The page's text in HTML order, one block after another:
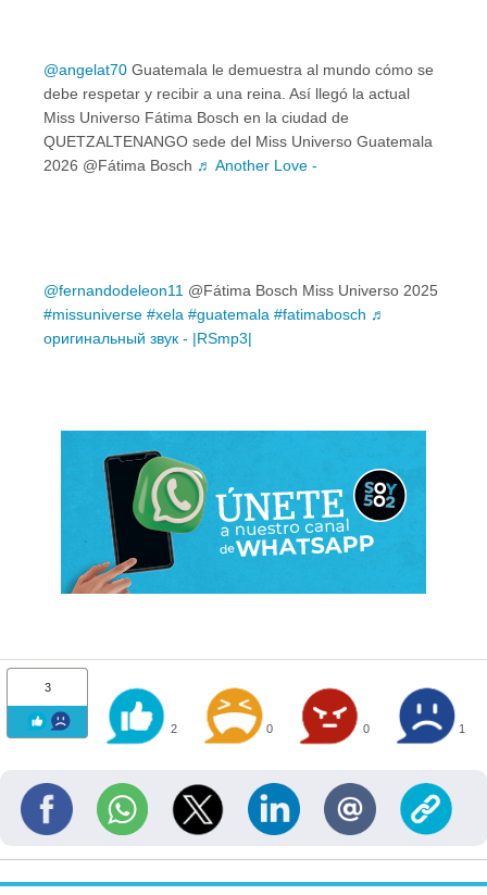
@angelat70 Guatemala le demuestra al mundo cómo se
debe respetar y recibir a una reina. Así llegó la actual
Miss Universo Fátima Bosch en la ciudad de
QUETZALTENANGO sede del Miss Universo Guatemala
2026 @Fátima Bosch ♬ Another Love -
@fernandodeleon11 @Fátima Bosch Miss Universo 2025
#missuniverse #xela #guatemala #fatimabosch ♬
оригинальный звук - |RSmp3|
3
2 0 0 1